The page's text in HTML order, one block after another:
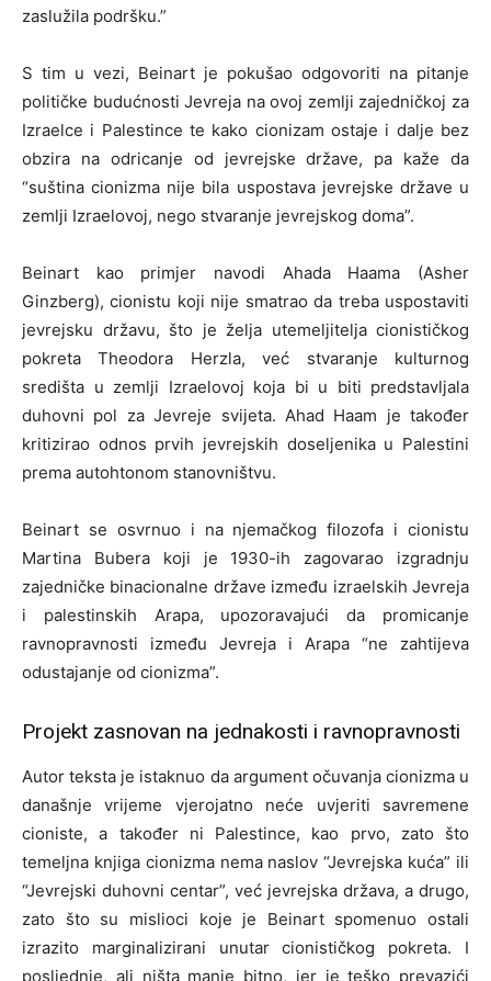
zaslužila podršku.”
S tim u vezi, Beinart je pokušao odgovoriti na pitanje
političke budućnosti Jevreja na ovoj zemlji zajedničkoj za
Izraelce i Palestince te kako cionizam ostaje i dalje bez
obzira na odricanje od jevrejske države, pa kaže da
“suština cionizma nije bila uspostava jevrejske države u
zemlji Izraelovoj, nego stvaranje jevrejskog doma”.
Beinart kao primjer navodi Ahada Haama (Asher
Ginzberg), cionistu koji nije smatrao da treba uspostaviti
jevrejsku državu, što je želja utemeljitelja cionističkog
pokreta Theodora Herzla, već stvaranje kulturnog
središta u zemlji Izraelovoj koja bi u biti predstavljala
duhovni pol za Jevreje svijeta. Ahad Haam je također
kritizirao odnos prvih jevrejskih doseljenika u Palestini
prema autohtonom stanovništvu.
Beinart se osvrnuo i na njemačkog filozofa i cionistu
Martina Bubera koji je 1930-ih zagovarao izgradnju
zajedničke binacionalne države između izraelskih Jevreja
i palestinskih Arapa, upozoravajući da promicanje
ravnopravnosti između Jevreja i Arapa “ne zahtijeva
odustajanje od cionizma”.
Projekt zasnovan na jednakosti i ravnopravnosti
Autor teksta je istaknuo da argument očuvanja cionizma u
današnje vrijeme vjerojatno neće uvjeriti savremene
cioniste, a također ni Palestince, kao prvo, zato što
temeljna knjiga cionizma nema naslov “Jevrejska kuća” ili
“Jevrejski duhovni centar”, već jevrejska država, a drugo,
zato što su mislioci koje je Beinart spomenuo ostali
izrazito marginalizirani unutar cionističkog pokreta. I
posljednje, ali ništa manje bitno, jer je teško prevazići